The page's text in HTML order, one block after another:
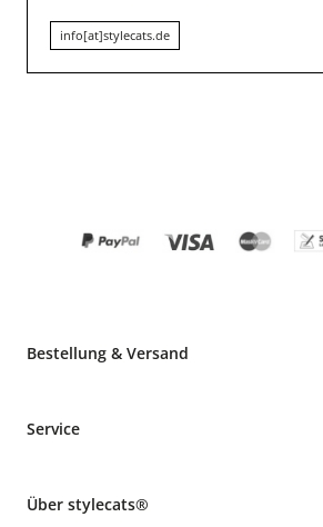
info[at]stylecats.de
Bestellung & Versand
Informationen zur Lieferung
Produkte reklamieren und zurücksenden
Service
Tierkrankenversicherung
Über stylecats®